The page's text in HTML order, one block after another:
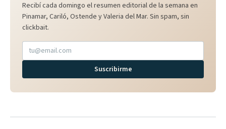
Recibí cada domingo el resumen editorial de la semana en
Pinamar, Cariló, Ostende y Valeria del Mar. Sin spam, sin
clickbait.
Suscribirme